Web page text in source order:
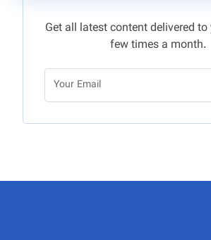
Get all latest content delivered
few times a month.